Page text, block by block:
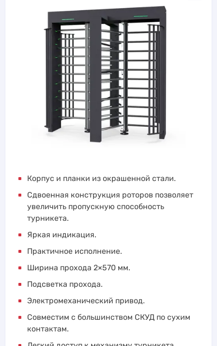
Корпус и планки из окрашенной стали.
Сдвоенная конструкция роторов позволяет
увеличить пропускную способность
турникета.
Яркая индикация.
Практичное исполнение.
Ширина прохода 2×570 мм.
Подсветка прохода.
Электромеханический привод.
Совместим с большинством СКУД по сухим
контактам.